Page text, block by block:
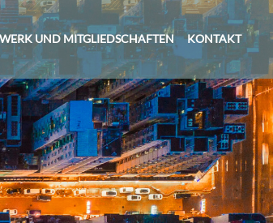
UND MITGLIEDSCHAFTEN KONTAKT